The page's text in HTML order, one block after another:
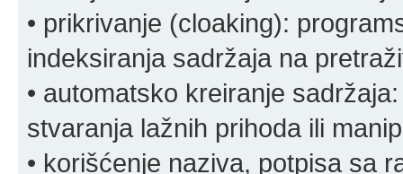
• prikrivanje (cloaking):
indeksiranja sadržaja na
• automatsko kreiranje
stvaranja lažnih prihoda ili
• korišćenje naziva, potpisa sa